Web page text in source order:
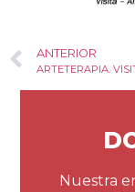
ANTERIOR
Nuestra